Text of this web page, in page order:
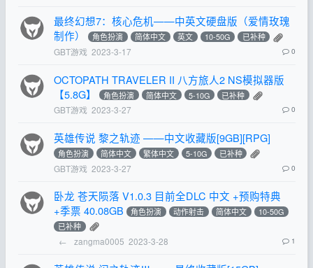
最终幻想7：核心危机——中英文硬盘版（爱情玫瑰
制作）
角色扮演 简体中文 英文 10-50G 已补种
GBT游戏 2023-3-17 0
OCTOPATH TRAVELER II 八方旅人2 NS模拟器版
【5.8G】
角色扮演 简体中文 5-10G 已补种
GBT游戏 2023-3-27 0
英雄传说 黎之轨迹 ——中文收藏版[9GB][RPG]
角色扮演 简体中文 繁体中文 5-10G 已补种
GBT游戏 2023-3-27 0
卧龙 苍天陨落 V1.0.3 目前全DLC 中文 +预购特典
+季票 40.08GB
角色扮演 动作射击 简体中文
10-50G
已补种
← zangma0005 2023-3-28 1